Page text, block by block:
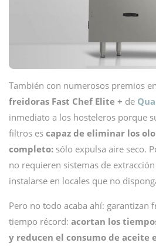
También con numerosos premios
freidoras Fast Chef Elite + de
inmediato a los hosteleros porque
filtros es capaz de eliminar los
completo: sólo expulsa aire seco.
no requieren sistemas de
instalarse en locales que no
Pero no todo acaba ahí: garantizan
tiempo récord: acortan los
y reducen el consumo de aceite